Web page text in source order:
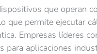
que operan
que permite ejecutar
Empresas
para aplicaciones